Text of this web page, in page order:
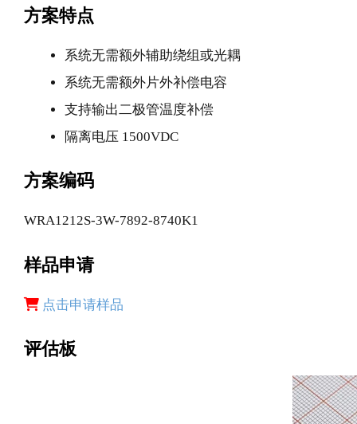
方案特点
系统无需额外辅助绕组或光耦
系统无需额外片外补偿电容
支持输出二极管温度补偿
隔离电压 1500VDC
方案编码
WRA1212S-3W-7892-8740K1
样品申请
点击申请样品
评估板